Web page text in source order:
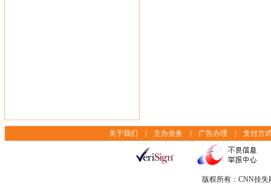
关于我们 主办业务 广告办理 |支付方
版权所有：CNN挂失